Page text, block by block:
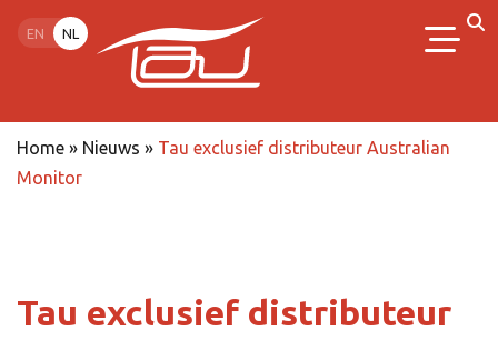
EN NL
Home » Nieuws » Tau exclusief distributeur Australian
Monitor
Tau exclusief distributeur